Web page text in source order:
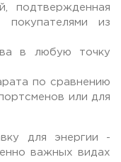
подтвержденная
покупателями из
в любую точку
по сравнению
или для
для энергии -
важных видах